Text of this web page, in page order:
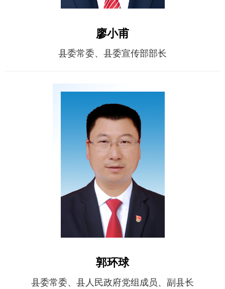
廖小甫
县委常委、县委宣传部部长
郭环球
县委常委、县人民政府党组成员、副县长